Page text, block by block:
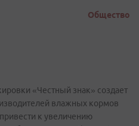
Общество
«Честный знак» создает
влажных кормов
к увеличению